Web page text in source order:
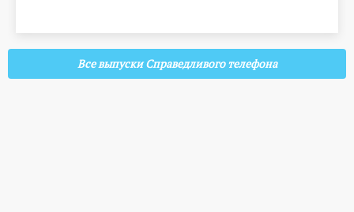
Все выпуски Справедливого телефона